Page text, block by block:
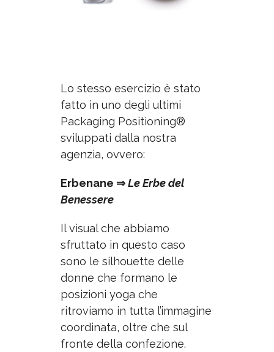
Lo stesso esercizio è stato
fatto in uno degli ultimi
Packaging Positioning®
sviluppati dalla nostra
agenzia, ovvero:
Erbenane ⇒Le Erbe del
Benessere
Il visual che abbiamo
sfruttato in questo caso
sono le silhouette delle
donne che formano le
posizioni yoga che
ritroviamo in tutta l’immagine
coordinata, oltre che sul
fronte della confezione.